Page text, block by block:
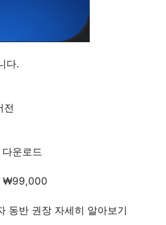
다.
전
운로드
₩99,000
동반 권장 자세히 알아보기